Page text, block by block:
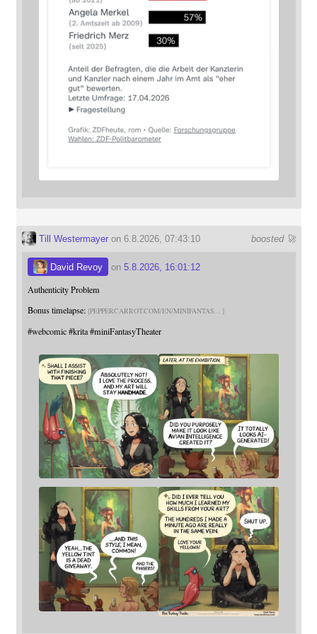
boosted 🚀
Till Westermayeron 6.8.2026, 07:43:10
David Revoy on 5.8.2026, 16:01:12
Authenticity Problem
Bonus timelapse: PEPPERCARROT.COM/EN/MINIFANTAS
#webcomic #krita #miniFantasyTheater